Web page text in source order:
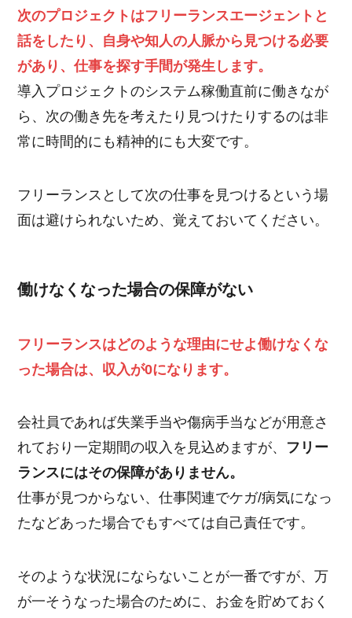
次のプロジェクトはフリーランスエージェントと
話をしたり、自身や知人の人脈から見つける必要
があり、仕事を探す手間が発生します。
導入プロジェクトのシステム稼働直前に働きなが
ら、次の働き先を考えたり見つけたりするのは非
常に時間的にも精神的にも大変です。
フリーランスとして次の仕事を見つけるという場
面は避けられないため、覚えておいてください。
働けなくなった場合の保障がない
フリーランスはどのような理由にせよ働けなくな
った場合は、収入が0になります。
会社員であれば失業手当や傷病手当などが用意さ
れており一定期間の収入を見込めますが、 フリー
ランスにはその保障がありません。
仕事が見つからない、仕事関連でケガ/病気になっ
たなどあった場合でもすべては自己責任です。
そのような状況にならないことが一番ですが、万
が一そうなった場合のために、お金を貯めておく